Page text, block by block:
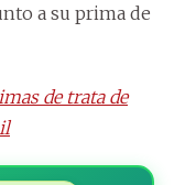
a su prima de
de trata de